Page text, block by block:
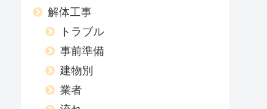
解体工事
トラブル
事前準備
建物別
業者